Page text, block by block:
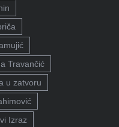
Travančić
u zatvoru
Izraz